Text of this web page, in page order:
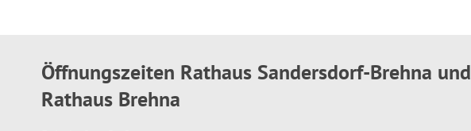
Öffnungszeiten Rathaus Sandersdorf-Brehna und
Rathaus Brehna